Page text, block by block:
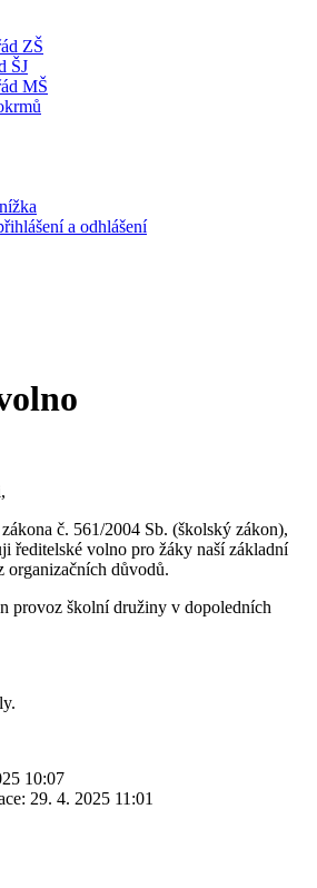
ZŠ
ŠJ
MŠ
a odhlášení
č. 561/2004 Sb. (školský zákon),
ředitelské volno pro žáky naší základní
organizačních důvodů.
provoz školní družiny v dopoledních
10:07
29. 4. 2025 11:01